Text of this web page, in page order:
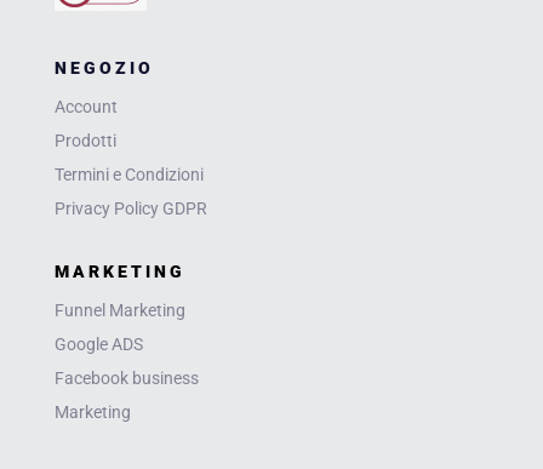
NEGOZIO
Account
Prodotti
Termini e Condizioni
Privacy Policy GDPR
MARKETING
Funnel Marketing
Google ADS
Facebook business
Marketing